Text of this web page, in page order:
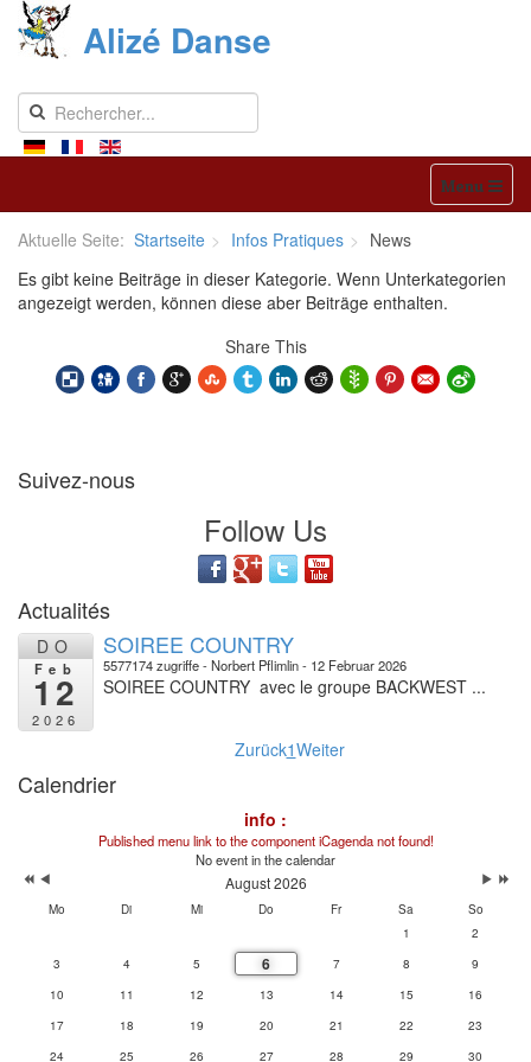
Alizé Danse
Menu
Aktuelle Seite: Startseite Infos Pratiques
News
Es gibt keine Beiträge in dieser Kategorie. Wenn Unterkategorien
angezeigt werden, können diese aber Beiträge enthalten.
Share This
Suivez-nous
Follow Us
Actualités
DO
Feb
12
2026
SOIREE COUNTRY
5577174 zugriffe Norbert Pflimlin 12 Februar 2026
SOIREE COUNTRY avec le groupe BACKWEST ...
Zurück1Weiter
Calendrier
info :
Published menu link to the component iCagenda not found!
No event in the calendar
August 2026
Mo Di Mi Do Fr Sa
So
1
2
3
4 5 6 7 8
9
10
11 12 13 14 15
16
17
18 19 20 21 22
23
24
25 26 27 28 29 30